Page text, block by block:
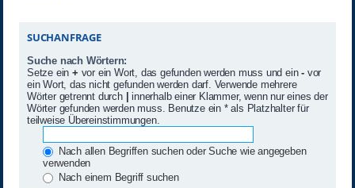
SUCHANFRAGE
Suche nach Wörtern:
Setze ein + vor ein Wort, das gefunden werden muss und ein-vor
ein Wort, das nicht gefunden werden darf. Verwende mehrere
Wörter getrennt durch | innerhalb einer Klammer, wenn nur eines der
Wörter gefunden werden muss. Benutze ein * als Platzhalter für
teilweise Übereinstimmungen.
Nach allen Begriffen suchen oder Suche wie angegeben
verwenden
Nach einem Begriff suchen